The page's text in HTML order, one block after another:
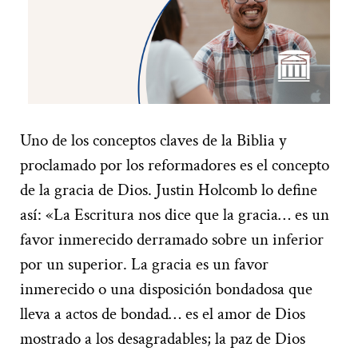
Uno de los conceptos claves de la Biblia y
proclamado por los reformadores es el concepto
de la gracia de Dios. Justin Holcomb lo define
así: «La Escritura nos dice que la gracia… es un
favor inmerecido derramado sobre un inferior
por un superior. La gracia es un favor
inmerecido o una disposición bondadosa que
lleva a actos de bondad… es el amor de Dios
mostrado a los desagradables; la paz de Dios